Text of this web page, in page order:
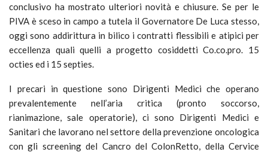
conclusivo ha mostrato ulteriori novità e chiusure. Se per le
PIVA è sceso in campo a tutela il Governatore De Luca stesso,
oggi sono addirittura in bilico i contratti flessibili e atipici per
eccellenza quali quelli a progetto cosiddetti Co.co.pro. 15
octies ed i 15 septies.
I precari in questione sono Dirigenti Medici che operano
prevalentemente nell’aria critica (pronto soccorso,
rianimazione, sale operatorie), ci sono Dirigenti Medici e
Sanitari che lavorano nel settore della prevenzione oncologica
con gli screening del Cancro del ColonRetto, della Cervice